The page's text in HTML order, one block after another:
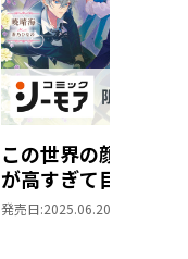
この世界の顔面偏差
が高すぎて目が痛い
8【シーモア限定書き
発売日:2025.06.20